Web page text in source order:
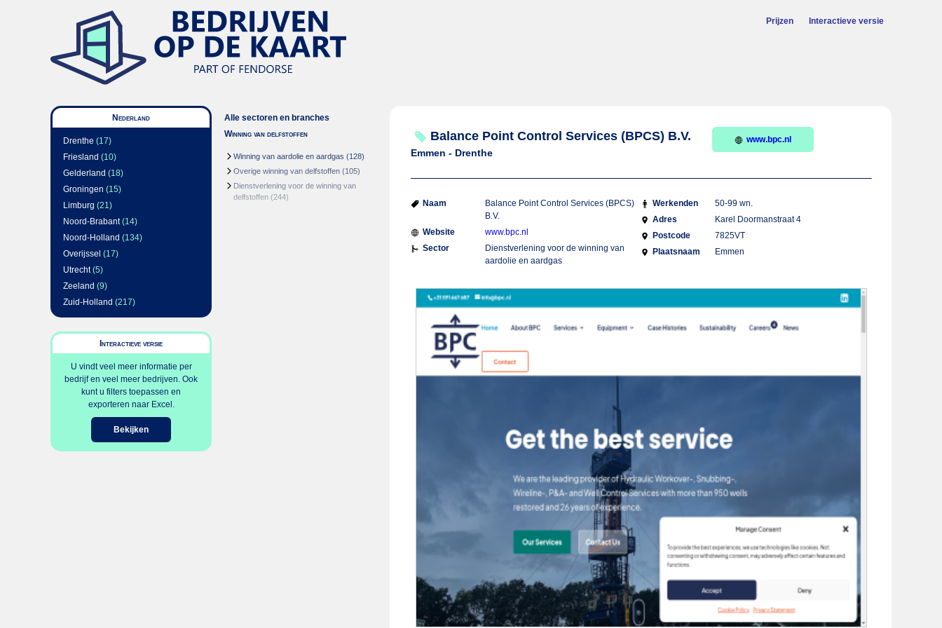
Prijzen Interactieve versie
Nederland
Drenthe (17)
Friesland (10)
Gelderland (18)
Groningen (15)
Limburg (21)
Noord-Brabant(14)
Noord-Holland (134)
Overijssel (17)
Utrecht(5)
Zeeland (9)
Zuid-Holland (217)
Interactieve versie
U vindt veel meer informatie per
bedrijf en veel meer bedrijven. Ook
kunt u filters toepassen en
exporteren naar Excel.
Bekijken
Alle sectoren en branches
Winning van delfstoffen
Winning van aardolie en aardgas (128)
Overige winning van delfstoffen (105)
Dienstverlening voor de winning van
delfstoffen (244)
Balance Point Control Services (BPCS) B.V.
Emmen - Drenthe
www.bpc.nl
Naam
Balance Point Control Services (BPCS)
B.V.
Website
www.bpc.nl
Sector
Dienstverlening voor de winning van
aardolie en aardgas
Werkenden
50-99 wn.
Adres
Karel Doormanstraat 4
Postcode
7825VT
Plaatsnaam
Emmen